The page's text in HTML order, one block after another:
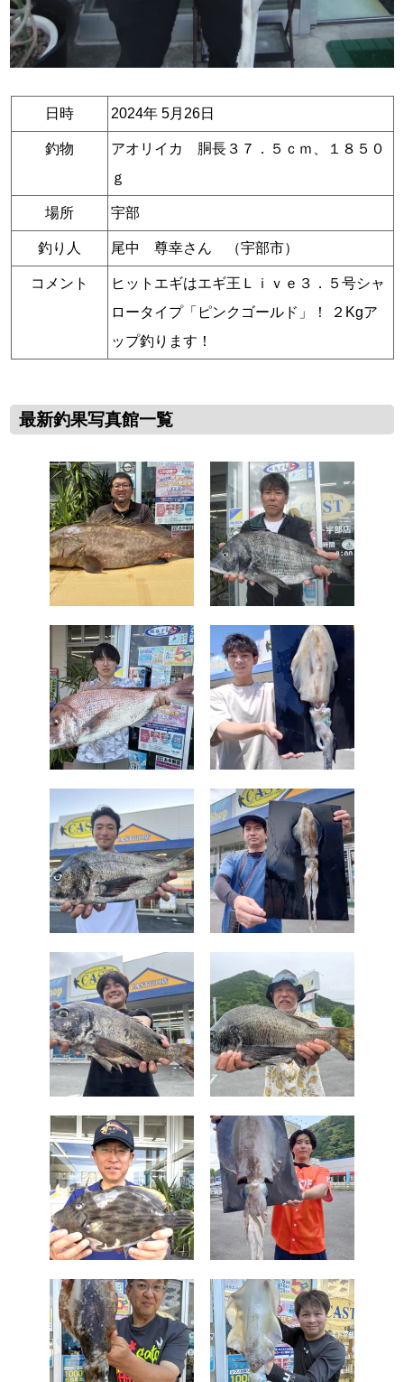
日時 2024年 5月26日
釣物
アオリイカ 胴長３７．５ｃｍ、１８５０
ｇ
場所 宇部
釣り人 尾中 尊幸さん （宇部市）
コメント
ヒットエギはエギ王Ｌｉｖｅ３．５号シャ
ロータイプ「ピンクゴールド」！ ２Kgア
ップ釣ります！
最新釣果写真館一覧